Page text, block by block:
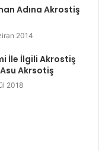
Adına Akrostiş
2014
İle İlgili Akrostiş
Akrsotiş
2018